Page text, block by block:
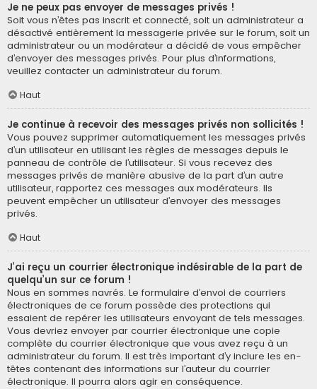
Je ne peux pas envoyer de messages privés !
Soit vous n’êtes pas inscrit et connecté, soit un administrateur a
désactivé entièrement la messagerie privée sur le forum, soit un
administrateur ou un modérateur a décidé de vous empêcher
d’envoyer des messages privés. Pour plus d’informations,
veuillez contacter un administrateur du forum.
Haut
Je continue à recevoir des messages privés non sollicités !
Vous pouvez supprimer automatiquement les messages privés
d’un utilisateur en utilisant les règles de messages depuis le
panneau de contrôle de l’utilisateur. Si vous recevez des
messages privés de manière abusive de la part d’un autre
utilisateur, rapportez ces messages aux modérateurs. Ils
peuvent empêcher un utilisateur d’envoyer des messages
privés.
Haut
J’ai reçu un courrier électronique indésirable de la part de
quelqu’un sur ce forum !
Nous en sommes navrés. Le formulaire d’envoi de courriers
électroniques de ce forum possède des protections qui
essaient de repérer les utilisateurs envoyant de tels messages.
Vous devriez envoyer par courrier électronique une copie
complète du courrier électronique que vous avez reçu à un
administrateur du forum. Il est très important d’y inclure les en-
têtes contenant des informations sur l’auteur du courrier
électronique. Il pourra alors agir en conséquence.